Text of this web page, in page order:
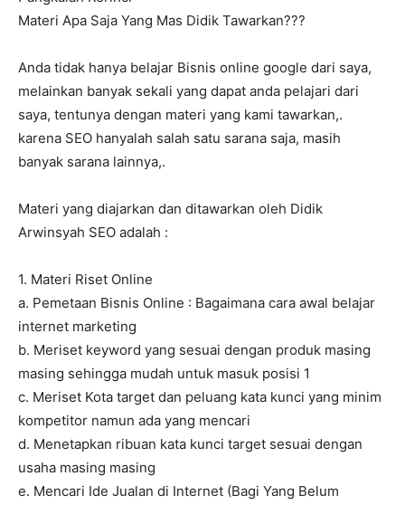
Materi Apa Saja Yang Mas Didik Tawarkan???
Anda tidak hanya belajar Bisnis online google dari saya,
melainkan banyak sekali yang dapat anda pelajari dari
saya, tentunya dengan materi yang kami tawarkan,.
karena SEO hanyalah salah satu sarana saja, masih
banyak sarana lainnya,.
Materi yang diajarkan dan ditawarkan oleh Didik
Arwinsyah SEO adalah :
1. Materi Riset Online
a. Pemetaan Bisnis Online : Bagaimana cara awal belajar
internet marketing
b. Meriset keyword yang sesuai dengan produk masing
masing sehingga mudah untuk masuk posisi 1
c. Meriset Kota target dan peluang kata kunci yang minim
kompetitor namun ada yang mencari
d. Menetapkan ribuan kata kunci target sesuai dengan
usaha masing masing
e. Mencari Ide Jualan di Internet (Bagi Yang Belum